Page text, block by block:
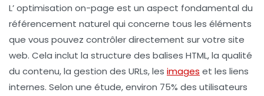
L’optimisation on-page est un aspect fondamental du
référencement naturel qui concerne tous les éléments
que vous pouvez contrôler directement sur votre site
web. Cela inclut la structure des balises HTML, la qualité
du contenu, la gestion des URLs, les images et les liens
internes. Selon une étude, environ 75% des utilisateurs